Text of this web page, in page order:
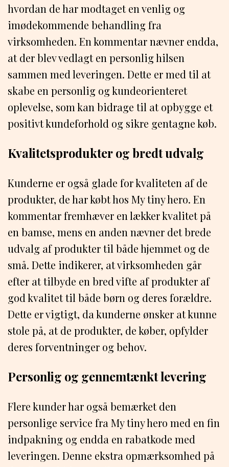
hvordan de har modtaget en venlig og
imødekommende behandling fra
virksomheden. En kommentar nævner endda,
at der blev vedlagt en personlig hilsen
sammen med leveringen. Dette er med til at
skabe en personlig og kundeorienteret
oplevelse, som kan bidrage til at opbygge et
positivt kundeforhold og sikre gentagne køb.
Kvalitetsprodukter og bredt udvalg
Kunderne er også glade for kvaliteten af de
produkter, de har købt hos My tiny hero. En
kommentar fremhæver en lækker kvalitet på
en bamse, mens en anden nævner det brede
udvalg af produkter til både hjemmet og de
små. Dette indikerer, at virksomheden går
efter at tilbyde en bred vifte af produkter af
god kvalitet til både børn og deres forældre.
Dette er vigtigt, da kunderne ønsker at kunne
stole på, at de produkter, de køber, opfylder
deres forventninger og behov.
Personlig og gennemtænkt levering
Flere kunder har også bemærket den
personlige service fra My tiny hero med en fin
indpakning og endda en rabatkode med
leveringen. Denne ekstra opmærksomhed på